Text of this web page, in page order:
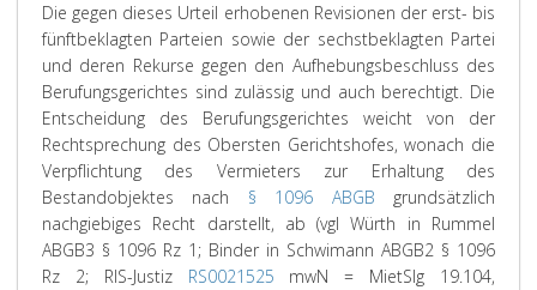
Die gegen dieses Urteil erhobenen Revisionen der erst- bis
fünftbeklagten Parteien sowie der sechstbeklagten Partei
und deren Rekurse gegen den Aufhebungsbeschluss des
Berufungsgerichtes sind zulässig und auch berechtigt. Die
Entscheidung des Berufungsgerichtes weicht von der
Rechtsprechung des Obersten Gerichtshofes, wonach die
Verpflichtung des Vermieters zur Erhaltung des
Bestandobjektes nach § 1096 ABGB grundsätzlich
nachgiebiges Recht darstellt, ab (vgl Würth in Rummel
ABGB3 § 1096 Rz 1; Binder in Schwimann ABGB2 § 1096
Rz 2; RIS-Justiz RS0021525 mwN = MietSlg 19.104,